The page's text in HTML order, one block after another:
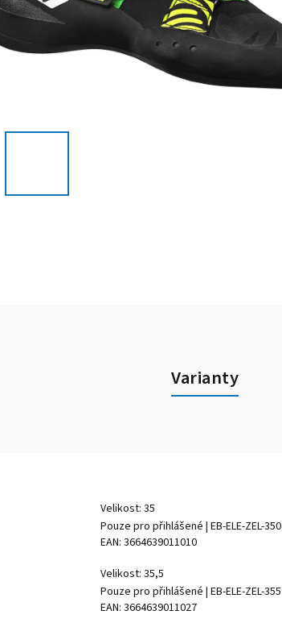
Varianty
Velikost: 35
Pouze pro přihlášené | EB-ELE-ZEL-350
EAN: 3664639011010
Velikost: 35,5
Pouze pro přihlášené | EB-ELE-ZEL-355
EAN: 3664639011027